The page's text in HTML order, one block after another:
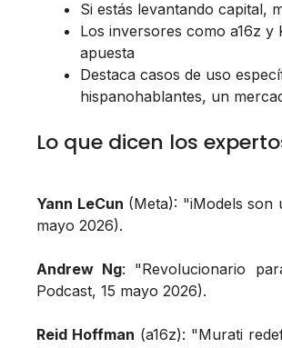
Si estás levantando capital,
Los inversores como a16z
apuesta
Destaca casos de uso
hispanohablantes, un
Lo que dicen los
Yann LeCun (Meta): "iModels son
mayo 2026).
Andrew Ng: "Revolucionario
Podcast, 15 mayo 2026).
Reid Hoffman (a16z): "Murati